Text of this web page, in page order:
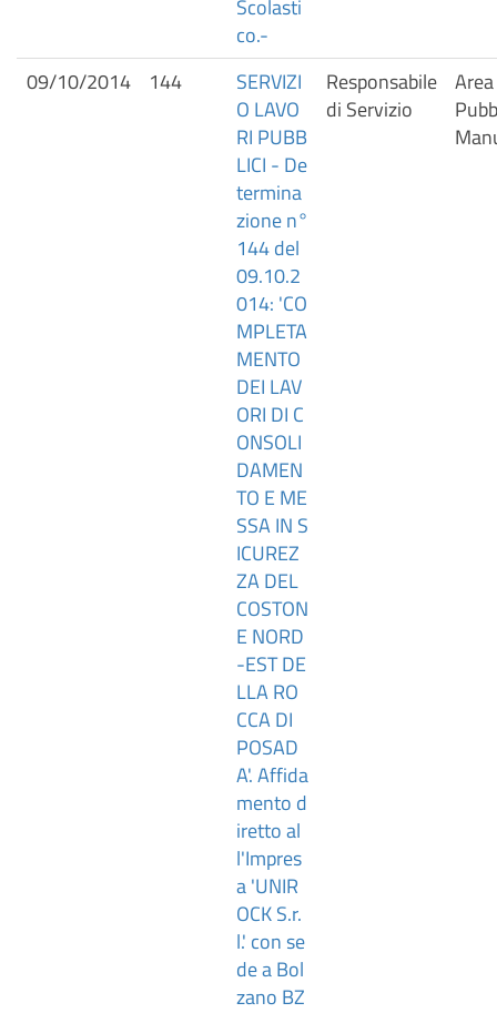
Scolasti
co.-
09/10/2014
144
SERVIZI
O LAVO
RI PUBB
LICI - De
termina
zione n°
144 del
09.10.2
014: 'CO
MPLETA
MENTO
DEI LAV
ORI DI C
ONSOLI
DAMEN
TO E ME
SSA IN S
ICUREZ
ZA DEL
COSTON
E NORD
-EST DE
LLA RO
CCA DI
POSAD
A'. Affida
mento d
iretto al
l'Impres
a 'UNIR
OCK S.r.
l.' con se
de a Bol
zano BZ
Responsabile
di Servizio